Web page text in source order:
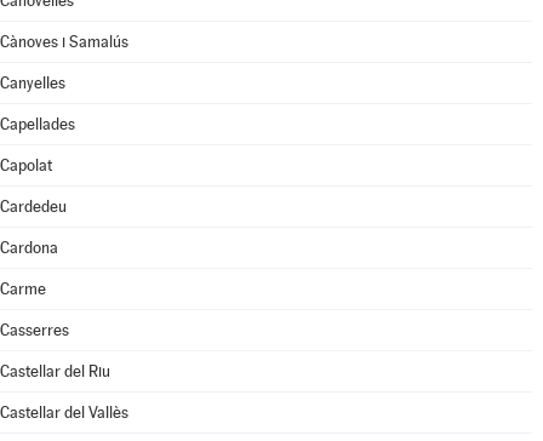
Cànoves i Samalús
Canyelles
Capellades
Capolat
Cardedeu
Cardona
Carme
Casserres
Castellar del Riu
Castellar del Vallès